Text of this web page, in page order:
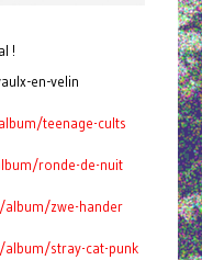
!
en-velin
teenage-cults
ronde-de-nuit
zwe-hander
stray-cat-punk